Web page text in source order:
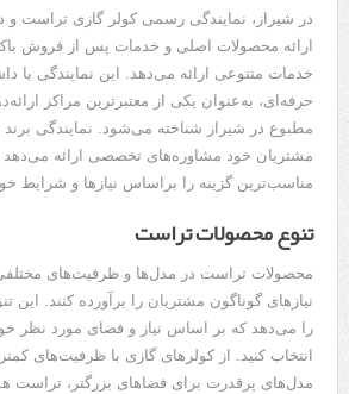
در شیراز، نمایندگی رسمی کولر گازی تراست و
ارائه محصولات اصلی و خدمات پس از فروش
خدمات متنوعی ارائه می‌دهد. این نمایندگی با
حرفه‌ای، به‌عنوان یکی از معتبرترین مراکز
مطبوع در شیراز شناخته می‌شود. نمایندگی
مشتریان خود مشاوره‌های تخصصی ارائه می‌دهد تا
مناسب‌ترین گزینه را براساس نیازها و شرایط
تنوع محصولات تراست
محصولات تراست در مدل‌ها و ظرفیت‌های
نیازهای گوناگون مشتریان را برآورده کنند. این
را می‌دهد که بر اساس نیاز و فضای مورد نظر
انتخاب کنید. از کولرهای گازی با ظرفیت‌های
مدل‌های پرقدرت برای فضاهای بزرگتر، تراست